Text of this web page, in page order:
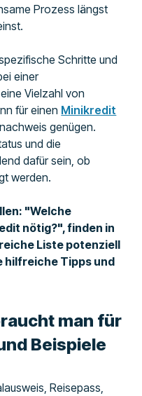
Prozess längst
Schritte und
einer
Vielzahl von
für einen Minikredit
genügen.
und die
dafür sein, ob
werden.
"Welche
nötig?", finden in
Liste potenziell
hilfreiche Tipps und
man für
Beispiele
Reisepass,